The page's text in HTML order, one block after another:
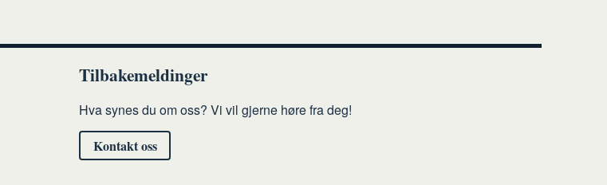
Tilbakemeldinger
Hva synes du om oss? Vi vil gjerne høre fra deg!
Kontakt oss